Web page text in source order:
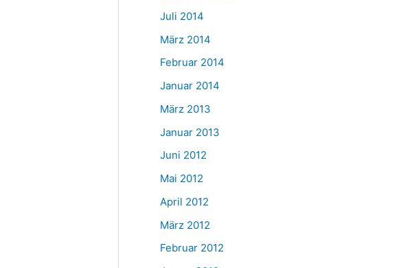
Juli 2014
März 2014
Februar 2014
Januar 2014
März 2013
Januar 2013
Juni 2012
Mai 2012
April 2012
März 2012
Februar 2012